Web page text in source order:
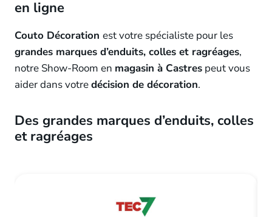
en ligne
Couto Décoration est votre spécialiste pour les
grandes marques d’enduits, colles et ragréages,
notre Show-Room en magasin à Castres peut vous
aider dans votredécision de décoration.
Des grandes marques d’enduits, colles
et ragréages